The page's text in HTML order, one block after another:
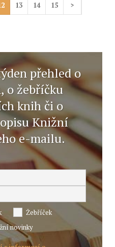
13 14 15 >
přehled o
o žebříčku
knih či o
Knižní
e-mailu.
Žebříček
novinky